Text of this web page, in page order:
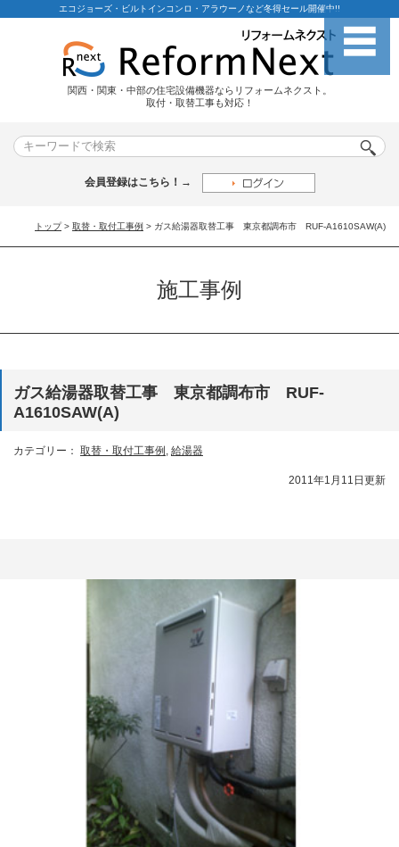
エコジョーズ・ビルトインコンロ・アラウーノなど冬得セール開催中!!
関西・関東・中部の住宅設備機器ならリフォームネクスト。
取付・取替工事も対応！
会員登録はこちら！→
トップ > 取替・取付工事例 > ガス給湯器取替工事 東京都調布市 RUF-A1610SAW(A)
施工事例
ガス給湯器取替工事 東京都調布市 RUF-
A1610SAW(A)
カテゴリー： 取替・取付工事例 , 給湯器
2011年1月11日更新